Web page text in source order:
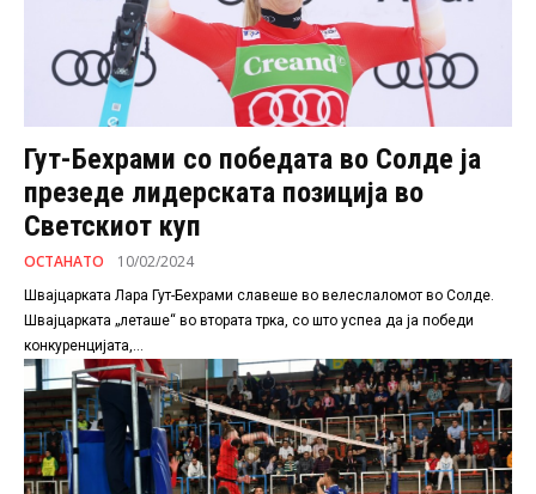
Гут-Бехрами со победата во Солде ја
презеде лидерската позиција во
Светскиот куп
ОСТАНАТО 10/02/2024
Швајцарката Лара Гут-Бехрами славеше во велеслаломот во Солде.
Швајцарката „леташе“ во втората трка, со што успеа да ја победи
конкуренцијата,...